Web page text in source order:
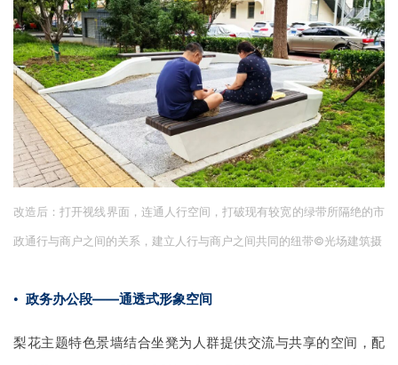
改造前：现状绿带较宽但空间割裂严重，商铺界面视线郁闭，行人难以驻
足停留